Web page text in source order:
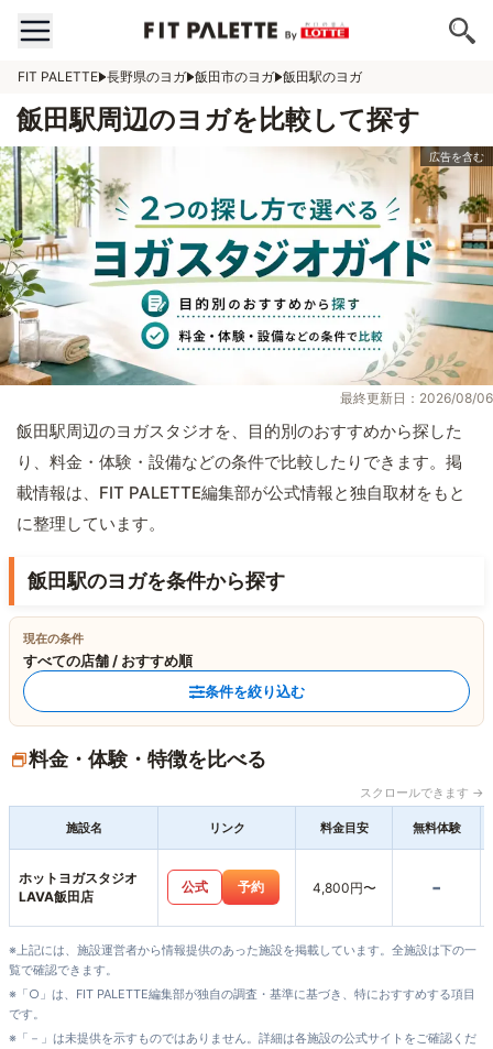
FIT PALETTE 長野県のヨガ 飯田市のヨガ 飯田駅のヨガ
飯田駅周辺のヨガを比較して探す
最終更新日：2026/08/06
飯田駅周辺のヨガスタジオを、目的別のおすすめから探した
り、料金・体験・設備などの条件で比較したりできます。掲
載情報は、FIT PALETTE編集部が公式情報と独自取材をもと
に整理しています。
飯田駅のヨガを条件から探す
現在の条件
すべての店舗 / おすすめ順
条件を絞り込む
料金・体験・特徴を比べる
スクロールできます →
施設名 リンク 料金目安 無料体験
ホットヨガスタジオ
LAVA飯田店
公式 予約 4,800円〜 -
※上記には、施設運営者から情報提供のあった施設を掲載しています。全施設は下の一
覧で確認できます。
※「○」は、FIT PALETTE編集部が独自の調査・基準に基づき、特におすすめする項目
です。
※「－」は未提供を示すものではありません。詳細は各施設の公式サイトをご確認くだ